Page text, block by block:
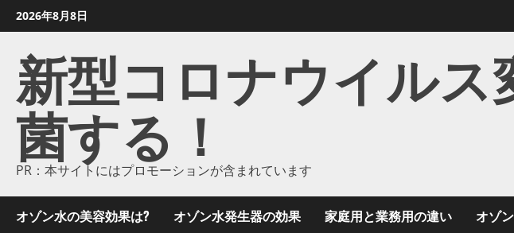
ン
2026年8月8日
新型コロナウイルス
菌する！
PR：本サイトにはプロモーションが含まれています
オゾン水の美容効果は? オゾン水発生器の効果 家庭用と業務用の違い オゾ